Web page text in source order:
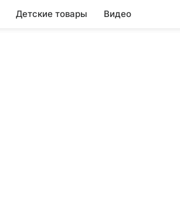
Детские товары Видео